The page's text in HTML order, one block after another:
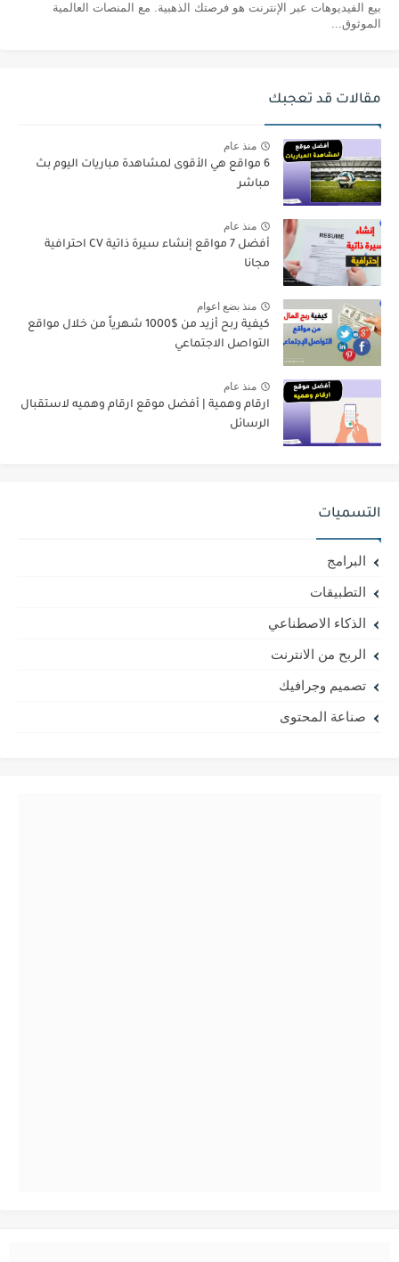
بيع الفيديوهات عبر الإنترنت هو فرصتك الذهبية. مع المنصات العالمية
الموثوق...
مقالات قد تعجبك
منذ عام
6 مواقع هي الأقوى لمشاهدة مباريات اليوم بث
مباشر
منذ عام
أفضل 7 مواقع إنشاء سيرة ذاتية CV احترافية
مجانا
منذ بضع اعوام
كيفية ربح أزيد من $1000 شهرياً من خلال مواقع
التواصل الاجتماعي
منذ عام
ارقام وهمية | أفضل موقع ارقام وهميه لاستقبال
الرسائل
التسميات
البرامج
التطبيقات
الذكاء الاصطناعي
الربح من الانترنت
تصميم وجرافيك
صناعة المحتوى